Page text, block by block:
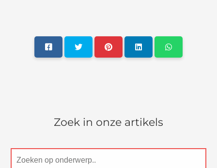
Zoek in onze artikels